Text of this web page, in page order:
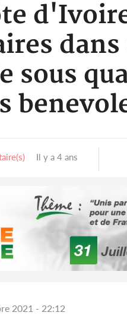
dans
sous
Il y a 4 ans
2021 - 22:12